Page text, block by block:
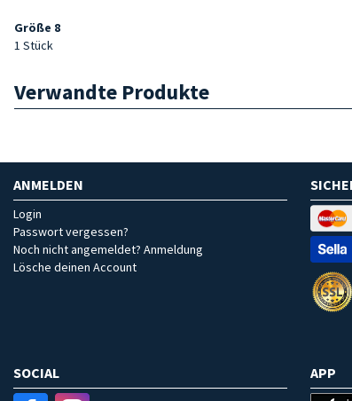
Größe 8
1 Stück
Verwandte Produkte
ANMELDEN
Login
Passwort vergessen?
Noch nicht angemeldet? Anmeldung
Lösche deinen Account
SOCIAL APP